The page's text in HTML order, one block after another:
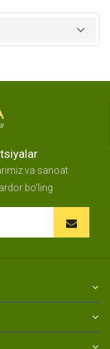
va sanoat
bo'ling